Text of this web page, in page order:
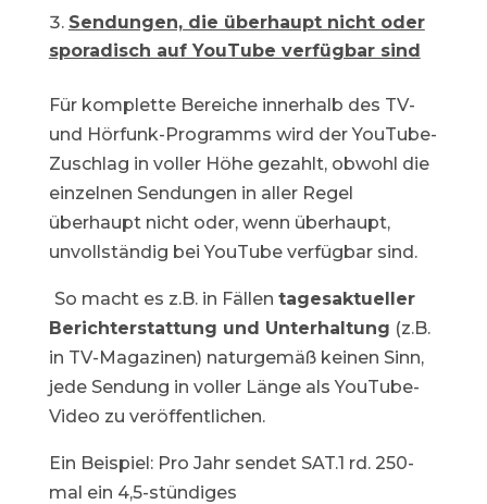
Sendungen, die überhaupt nicht oder
sporadisch auf YouTube verfügbar sind
Für komplette Bereiche innerhalb des TV-
und Hörfunk-Programms wird der YouTube-
Zuschlag in voller Höhe gezahlt, obwohl die
einzelnen Sendungen in aller Regel
überhaupt nicht oder, wenn überhaupt,
unvollständig bei YouTube verfügbar sind.
So macht es z.B. in Fällen tagesaktueller
Berichterstattung und Unterhaltung (z.B.
in TV-Magazinen) naturgemäß keinen Sinn,
jede Sendung in voller Länge als YouTube-
Video zu veröffentlichen.
Ein Beispiel: Pro Jahr sendet SAT.1 rd. 250-
mal ein 4,5-stündiges